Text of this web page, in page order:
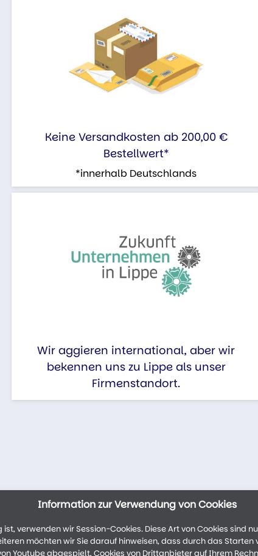
Keine Versandkosten ab 200,00 €
Bestellwert*
*innerhalb Deutschlands
Wir aggieren international, aber wir
bekennen uns zu Lippe als unser
Firmenstandort.
Information zur Verwendung von Cookies
verwenden wir Session-Cookies. Diese Art von Cookies sind
möchten wir Sie darauf hinweisen, dass durch das Starten
Youtube abgespielt, Cookies von Drittanbieter auf Ihrem